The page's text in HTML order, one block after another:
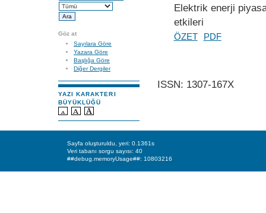
Göz at
Sayılara Göre
Yazara Göre
Başlığa Göre
Diğer Dergiler
YAZI KARAKTERI
BÜYÜKLÜĞÜ
Elektrik enerji
etkileri
ÖZET PDF
ISSN: 1307-167X
Sayfa oluşturuldu, yeri: 0.1361s
Veri tabanı sorgu sayısı: 40
##debug.memoryUsage##: 10803216